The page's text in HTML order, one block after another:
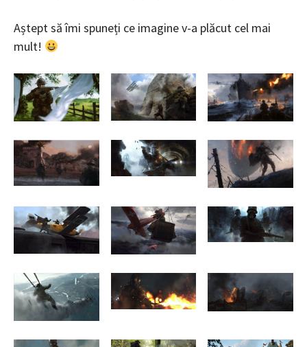
Aștept să îmi spuneți ce imagine v-a plăcut cel mai
mult!